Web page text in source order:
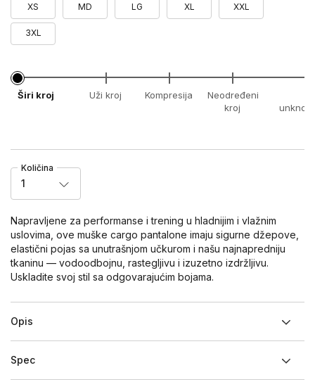
XS MD LG XL XXL
3XL
Širi kroj Uži kroj Kompresija
Neodređeni
kroj
Količina
1
Napravljene za performanse i trening u hladnijim i vlažnim
uslovima, ove muške cargo pantalone imaju sigurne džepove,
elastični pojas sa unutrašnjom učkurom i našu najnapredniju
tkaninu — vodoodbojnu, rastegljivu i izuzetno izdržljivu.
Uskladite svoj stil sa odgovarajućim bojama.
Opis
Spec